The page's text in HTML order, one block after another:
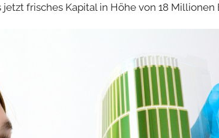
frisches Kapital in Höhe von 18 Millionen